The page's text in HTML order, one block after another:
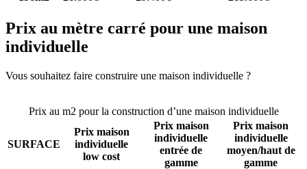
Prix au mètre carré pour une maison
individuelle
Vous souhaitez faire construire une maison individuelle ?
Prix au m2 pour la construction d’une maison individuelle
SURFACE
Prix maison
individuelle
low cost
Prix maison
individuelle
entrée de
gamme
Prix maison
individuelle
moyen/haut de
gamme